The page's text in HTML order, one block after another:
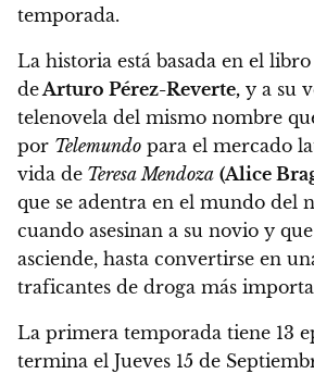
temporada.
La historia está basada en el
deArturo Pérez-Reverte, y a su
telenovela del mismo nombre
por Telemundo para el mercado
vida de Teresa Mendoza (Alice
que se adentra en el mundo del
cuando asesinan a su novio y
asciende, hasta convertirse en
traficantes de droga más
La primera temporada tiene 13
termina el Jueves 15 de